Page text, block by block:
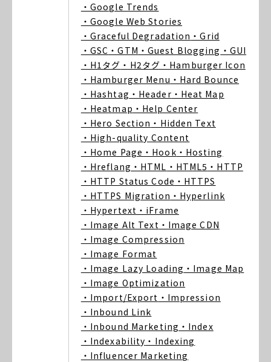
・Google Trends
・Google Web Stories
・Graceful Degradation ・Grid
・GSC ・GTM ・Guest Blogging ・GUI
・H1タグ ・H2タグ ・Hamburger Icon
・Hamburger Menu ・Hard Bounce
・Hashtag ・Header ・Heat Map
・Heatmap ・Help Center
・Hero Section ・Hidden Text
・High-quality Content
・Home Page ・Hook ・Hosting
・Hreflang ・HTML ・HTML5 ・HTTP
・HTTP Status Code ・HTTPS
・HTTPS Migration ・Hyperlink
・Hypertext ・iFrame
・Image Alt Text ・Image CDN
・Image Compression
・Image Format
・Image Lazy Loading ・Image Map
・Image Optimization
・Import/Export ・Impression
・Inbound Link
・Inbound Marketing ・Index
・Indexability ・Indexing
・Influencer Marketing